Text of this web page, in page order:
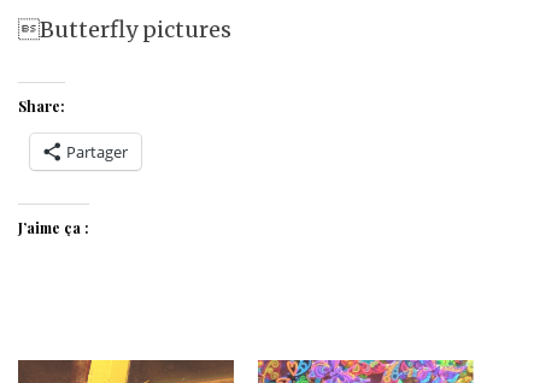
Butterfly pictures
Share:
Partager
J’aime ça :